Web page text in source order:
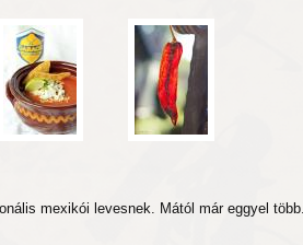
mexikói levesnek. Mától már eggyel